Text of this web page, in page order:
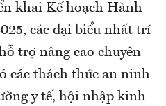
khai Kế hoạch Hành
các đại biểu nhất trí
trợ nâng cao chuyên
các thách thức an ninh
y tế, hội nhập kinh